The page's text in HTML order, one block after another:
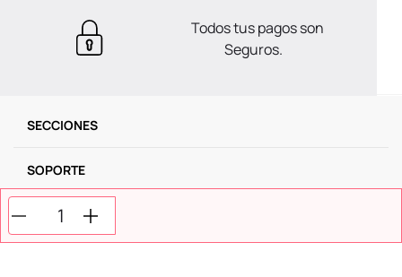
Todos tus pagos son
Seguros.
SECCIONES
SOPORTE
SERVICIOS